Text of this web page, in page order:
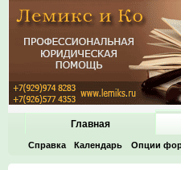
Главная
Справка Календарь Опции